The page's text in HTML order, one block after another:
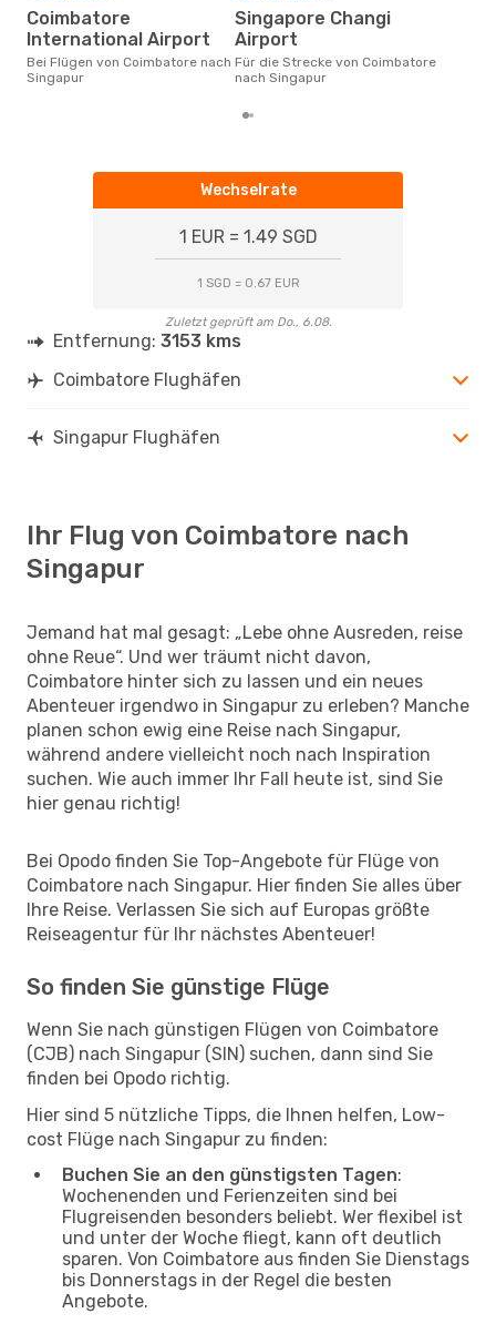
Coimbatore
International Airport
Bei Flügen von Coimbatore nach
Singapur
Singapore Changi
Airport
Für die Strecke von Coimbatore
nach Singapur
Wechselrate
1 EUR = 1.49 SGD
1 SGD = 0.67 EUR
Zuletzt geprüft am Do., 6.08.
Entfernung: 3153 kms
Coimbatore Flughäfen
Singapur Flughäfen
Ihr Flug von Coimbatore nach
Singapur
Jemand hat mal gesagt: „Lebe ohne Ausreden, reise
ohne Reue“. Und wer träumt nicht davon,
Coimbatore hinter sich zu lassen und ein neues
Abenteuer irgendwo in Singapur zu erleben? Manche
planen schon ewig eine Reise nach Singapur,
während andere vielleicht noch nach Inspiration
suchen. Wie auch immer Ihr Fall heute ist, sind Sie
hier genau richtig!
Bei Opodo finden Sie Top-Angebote für Flüge von
Coimbatore nach Singapur. Hier finden Sie alles über
Ihre Reise. Verlassen Sie sich auf Europas größte
Reiseagentur für Ihr nächstes Abenteuer!
So finden Sie günstige Flüge
Wenn Sie nach günstigen Flügen von Coimbatore
(CJB) nach Singapur (SIN) suchen, dann sind Sie
finden bei Opodo richtig.
Hier sind 5 nützliche Tipps, die Ihnen helfen, Low-
cost Flüge nach Singapur zu finden:
Buchen Sie an den günstigsten Tagen:
Wochenenden und Ferienzeiten sind bei
Flugreisenden besonders beliebt. Wer flexibel ist
und unter der Woche fliegt, kann oft deutlich
sparen. Von Coimbatore aus finden Sie Dienstags
bis Donnerstags in der Regel die besten
Angebote.